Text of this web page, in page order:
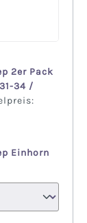
2er Pack
34 /
Einhorn